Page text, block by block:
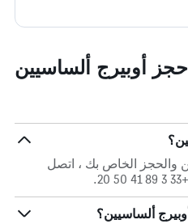
أوبيرج ألساسيين
والحجز الخاص بك ، اتصل
ألساسيين؟